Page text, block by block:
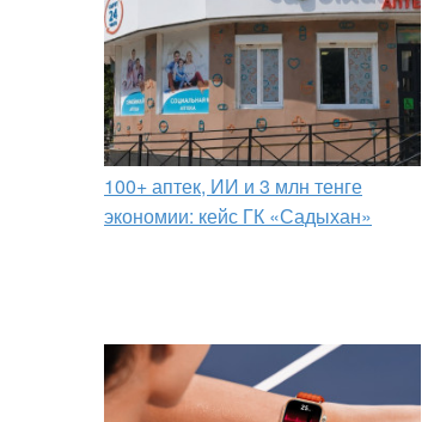
100+ аптек, ИИ и 3 млн тенге
экономии: кейс ГК «Садыхан»